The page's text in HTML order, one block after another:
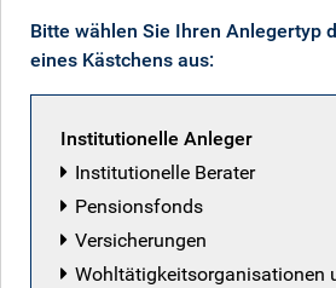
Ausgewählte Artikel
Bitte wählen Sie Ihren Anlegertyp
eines Kästchens aus:
Institutionelle Anleger
Institutionelle Berater
Pensionsfonds
Versicherungen
Wohltätigkeitsorganisationen